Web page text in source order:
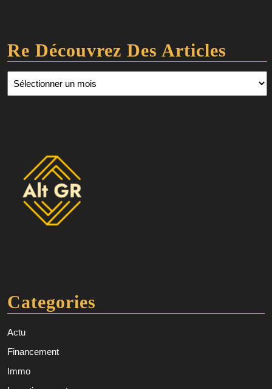
Re Découvrez Des Articles
Categories
Actu
Financement
Immo